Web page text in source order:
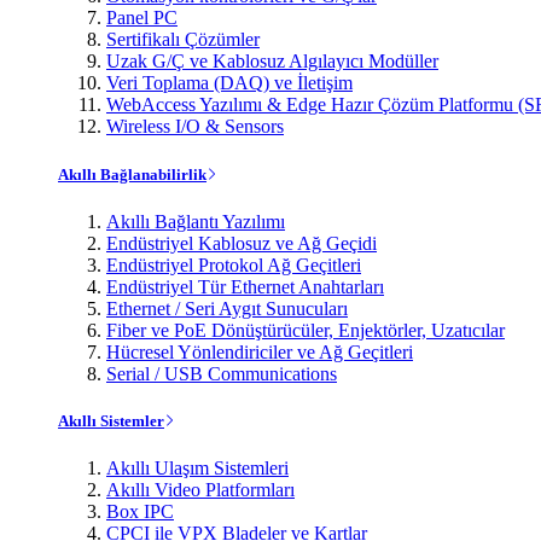
Panel PC
Sertifikalı Çözümler
Uzak G/Ç ve Kablosuz Algılayıcı Modüller
Veri Toplama (DAQ) ve İletişim
WebAccess Yazılımı & Edge Hazır Çözüm Platformu
Wireless I/O & Sensors
Akıllı Bağlanabilirlik
Akıllı Bağlantı Yazılımı
Endüstriyel Kablosuz ve Ağ Geçidi
Endüstriyel Protokol Ağ Geçitleri
Endüstriyel Tür Ethernet Anahtarları
Ethernet / Seri Aygıt Sunucuları
Fiber ve PoE Dönüştürücüler, Enjektörler, Uzatıcılar
Hücresel Yönlendiriciler ve Ağ Geçitleri
Serial / USB Communications
Akıllı Sistemler
Akıllı Ulaşım Sistemleri
Akıllı Video Platformları
Box IPC
CPCI ile VPX Bladeler ve Kartlar